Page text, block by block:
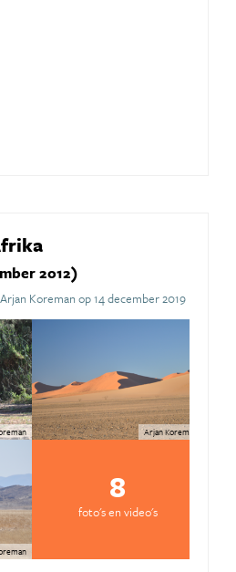
2012)
Koreman op 14 december 2019
Arjan Koreman
8
foto's en video's